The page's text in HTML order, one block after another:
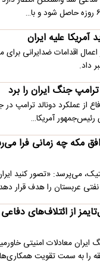
علیه ایران
اعمال اقدامات ضدایرانی
داد.
جنگ ایران را برد
از عملکرد دونالد ترامپ
رئیس‌جمهور آمریکا…
مکه چه زمانی فرا
می‌پرسد: «تصور کنید
عربستان را هدف قرار
از ائتلاف‌های
ایران معادلات امنیتی
را به سمت تقویت